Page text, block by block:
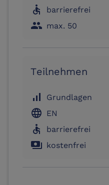
accessible barrierefrei
people max. 50
Teilnehmen
signal_cellular_alt Grundlagen
language EN
accessible barrierefrei
payments kostenfrei